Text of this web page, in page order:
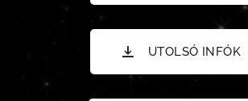
UTOLSÓ INFÓK